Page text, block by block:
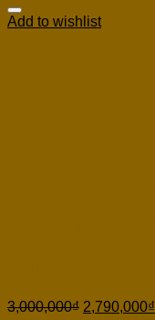
Add to wishlist
3,000,000₫ 2,790,000₫